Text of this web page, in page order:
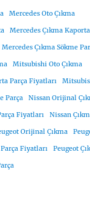
Mercedes Oto Çıkma
Mercedes Çıkma
Mercedes Çıkma Sökme
Mitsubishi Oto Çıkma
Parça Fiyatları
Parça Nissan Orijinal
Fiyatları Nissan
Orijinal Çıkma
Fiyatları Peugeot